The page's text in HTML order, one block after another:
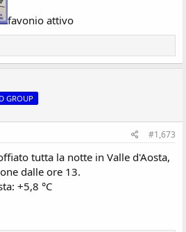
favonio attivo
GROUP
#1,673
tutta la notte in Valle d'Aosta,
dalle ore 13.
+5,8 °C